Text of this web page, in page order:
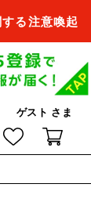
る注意喚起
ゲスト さま
ます。